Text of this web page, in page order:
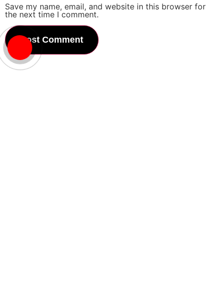
Save my name, email, and website in this browser for
the next time I comment.